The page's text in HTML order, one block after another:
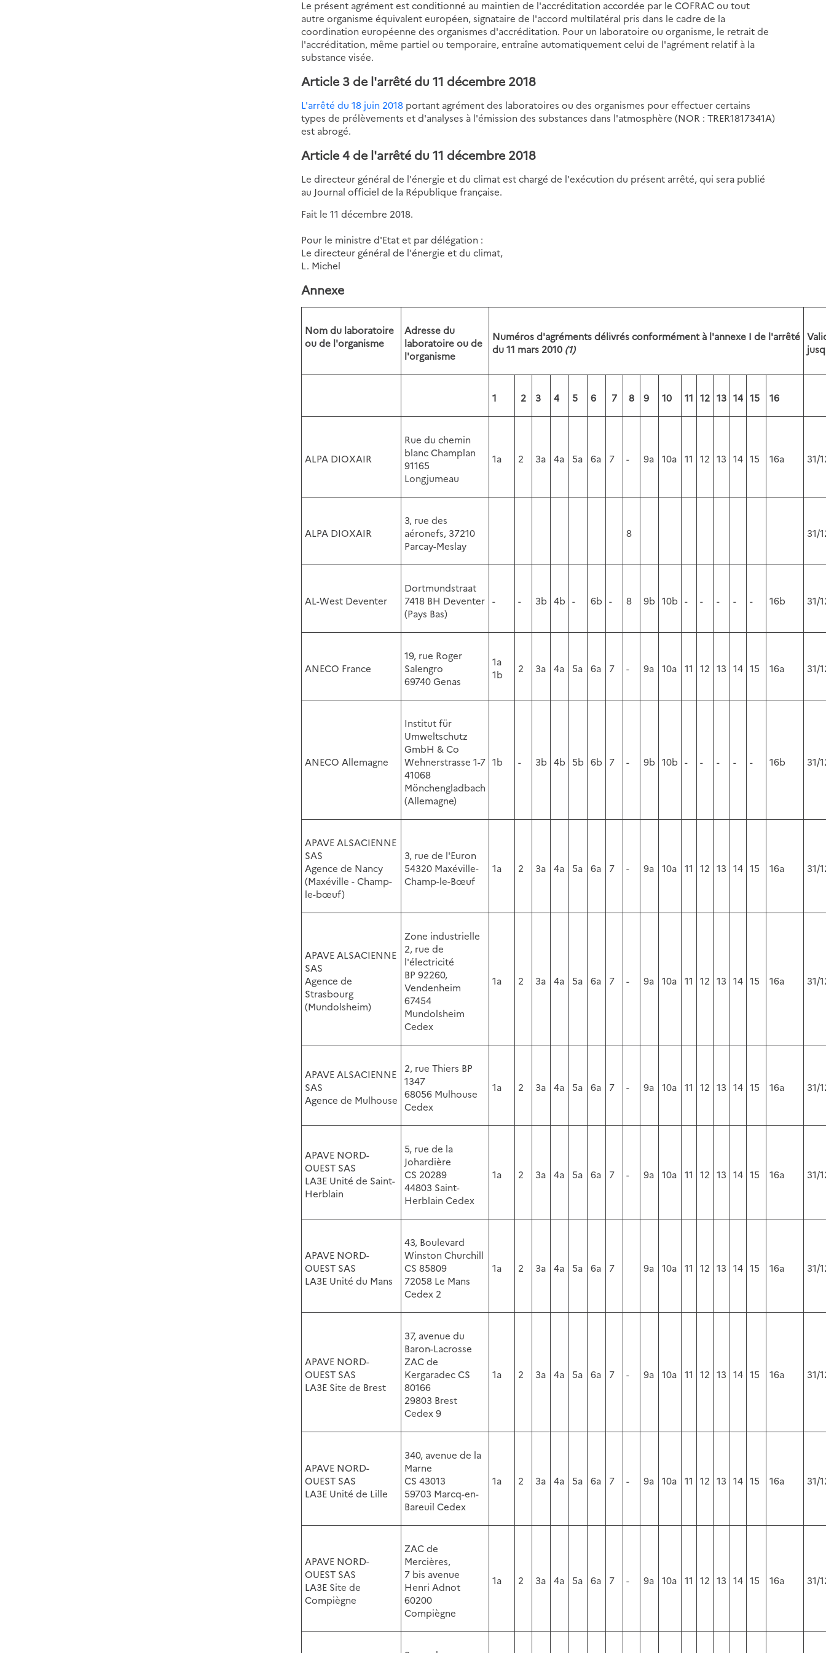
Le présent agrément est conditionné au maintien de l'accréditation accordée par le COFRAC ou tout
autre organisme équivalent européen, signataire de l'accord multilatéral pris dans le cadre de la
coordination européenne des organismes d'accréditation. Pour un laboratoire ou organisme, le retrait de
l'accréditation, même partiel ou temporaire, entraîne automatiquement celui de l'agrément relatif à la
substance visée.
Article 3 de l'arrêté du 11 décembre 2018
L'arrêté du 18 juin 2018 portant agrément des laboratoires ou des organismes pour effectuer certains
types de prélèvements et d'analyses à l'émission des substances dans l'atmosphère (NOR : TRER1817341A)
est abrogé.
Article 4 de l'arrêté du 11 décembre 2018
Le directeur général de l'énergie et du climat est chargé de l'exécution du présent arrêté, qui sera publié
au Journal officiel de la République française.
Fait le 11 décembre 2018.
Pour le ministre d'Etat et par délégation :
Le directeur général de l'énergie et du climat,
L. Michel
Annexe
Nom du laboratoire
ou de l'organisme
Adresse du
laboratoire ou de
l'organisme
Numéros d'agréments délivrés conformément à l'annexe I de l'arrêté
du 11 mars 2010 (1)
1 2 3 4 5 6 7 8 9 10 11 12 13 14 15 16
ALPA DIOXAIR
Rue du chemin
blanc Champlan
91165
Longjumeau
1a 2 3a 4a 5a 6a 7 - 9a 10a 11 12 13 14 15 16a 31/
ALPA DIOXAIR
3, rue des
aéronefs, 37210
Parcay-Meslay
8 31/
AL-West Deventer
Dortmundstraat
7418 BH Deventer
(Pays Bas)
- - 3b 4b - 6b - 8 9b 10b - - - - - 16b 31/
ANECO France
19, rue Roger
Salengro
69740 Genas
1a
1b
2 3a 4a 5a 6a 7 - 9a 10a 11 12 13 14 15 16a 31/
ANECO Allemagne
Institut für
Umweltschutz
GmbH & Co
Wehnerstrasse 1-7
41068
Mönchengladbach
(Allemagne)
1b - 3b 4b 5b 6b 7 - 9b 10b - - - - - 16b 31/
APAVE ALSACIENNE
SAS
Agence de Nancy
(Maxéville - Champ-
le-bœuf)
3, rue de l'Euron
54320 Maxéville-
Champ-le-Bœuf
1a 2 3a 4a 5a 6a 7 - 9a 10a 11 12 13 14 15 16a 31/
APAVE ALSACIENNE
SAS
Agence de
Strasbourg
(Mundolsheim)
Zone industrielle
2, rue de
l'électricité
BP 92260,
Vendenheim
67454
Mundolsheim
Cedex
1a 2 3a 4a 5a 6a 7 - 9a 10a 11 12 13 14 15 16a 31/
APAVE ALSACIENNE
SAS
Agence de Mulhouse
2, rue Thiers BP
1347
68056 Mulhouse
Cedex
1a 2 3a 4a 5a 6a 7 - 9a 10a 11 12 13 14 15 16a 31/
APAVE NORD-
OUEST SAS
LA3E Unité de Saint-
Herblain
5, rue de la
Johardière
CS 20289
44803 Saint-
Herblain Cedex
1a 2 3a 4a 5a 6a 7 - 9a 10a 11 12 13 14 15 16a 31/
APAVE NORD-
OUEST SAS
LA3E Unité du Mans
43, Boulevard
Winston Churchill
CS 85809
72058 Le Mans
Cedex 2
1a 2 3a 4a 5a 6a 7 9a 10a 11 12 13 14 15 16a 31/
APAVE NORD-
OUEST SAS
LA3E Site de Brest
37, avenue du
Baron-Lacrosse
ZAC de
Kergaradec CS
80166
29803 Brest
Cedex 9
1a 2 3a 4a 5a 6a 7 - 9a 10a 11 12 13 14 15 16a 31/
APAVE NORD-
OUEST SAS
LA3E Unité de Lille
340, avenue de la
Marne
CS 43013
59703 Marcq-en-
Bareuil Cedex
1a 2 3a 4a 5a 6a 7 - 9a 10a 11 12 13 14 15 16a 31/
APAVE NORD-
OUEST SAS
LA3E Site de
Compiègne
ZAC de
Mercières,
7 bis avenue
Henri Adnot
60200
Compiègne
1a 2 3a 4a 5a 6a 7 - 9a 10a 11 12 13 14 15 16a 31/